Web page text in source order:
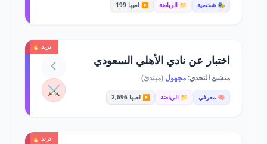
🎭 شخصية 📁 الرياضة ▶️ لعبها 199
ترند 🔥
اختبار عن نادي الأهلي السعودي
منشئ التحدي:مجهول (مبتدئ)
🧠 معرفي 📁 الرياضة ▶️ لعبها 2,696 ⚔️
ترند 🔥